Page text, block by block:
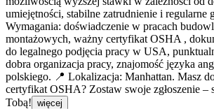
umiejętności, stabilne zatrudnienie i regularne
Wymagania: doświadczenie w pracach
montażowych, ważny certyfikat OSHA ,
do legalnego podjęcia pracy w USA,
dobra organizacja pracy, znajomość języka
polskiego. 📍 Lokalizacja: Manhattan. Masz
certyfikat OSHA? Zostaw swoje zgłoszenie –
Tobą! więcej